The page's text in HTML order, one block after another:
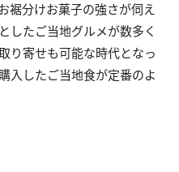
裾分けお菓子の強さが伺え
したご当地グルメが数多く
り寄せも可能な時代となっ
入したご当地食が定番のよ